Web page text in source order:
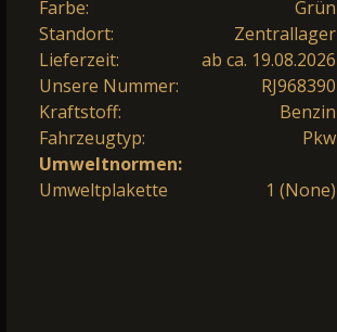
Farbe:
Grün
Standort:
Zentrallager
Lieferzeit:
ab ca. 19.08.2026
Unsere Nummer:
RJ968390
Kraftstoff:
Benzin
Fahrzeugtyp:
Pkw
Umweltnormen:
Umweltplakette
1 (None)